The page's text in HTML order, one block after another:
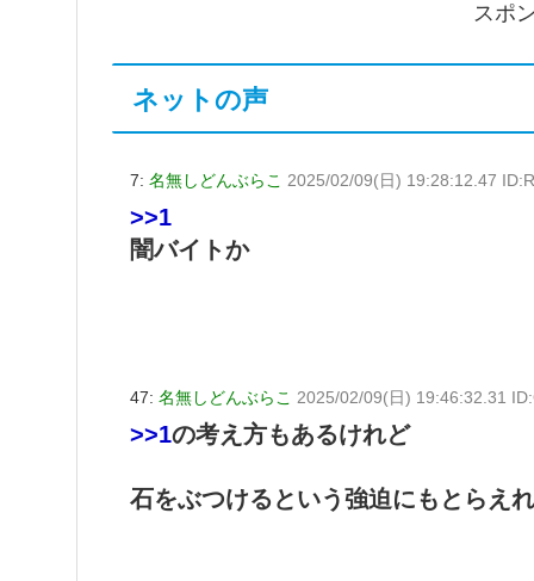
スポ
ネットの声
7: 名無しどんぶらこ 2025/02/09(日) 19:28:12.47
>>1
闇バイトか
47: 名無しどんぶらこ 2025/02/09(日) 19:46:32.31
>>1の考え方もあるけれど
石をぶつけるという強迫にもとらえ